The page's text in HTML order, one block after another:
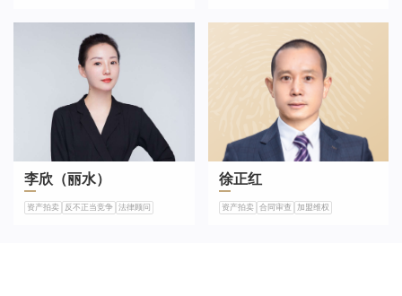
李欣（丽水）
资产拍卖 反不正当竞争 法律顾问
徐正红
资产拍卖 合同审查 加盟维权